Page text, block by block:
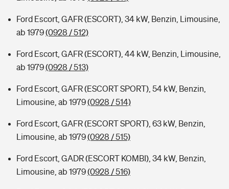
Ford Escort, GAFR (ESCORT), 34 kW, Benzin, Limousine,
ab 1979(0928 / 512)
Ford Escort, GAFR (ESCORT), 44 kW, Benzin, Limousine,
ab 1979(0928 / 513)
Ford Escort, GAFR (ESCORT SPORT), 54 kW, Benzin,
Limousine, ab 1979(0928 / 514)
Ford Escort, GAFR (ESCORT SPORT), 63 kW, Benzin,
Limousine, ab 1979(0928 / 515)
Ford Escort, GADR (ESCORT KOMBI), 34 kW, Benzin,
Limousine, ab 1979(0928 / 516)